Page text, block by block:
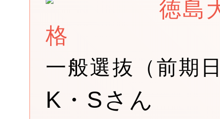
徳島
格
一般選抜（前期
K・Sさん